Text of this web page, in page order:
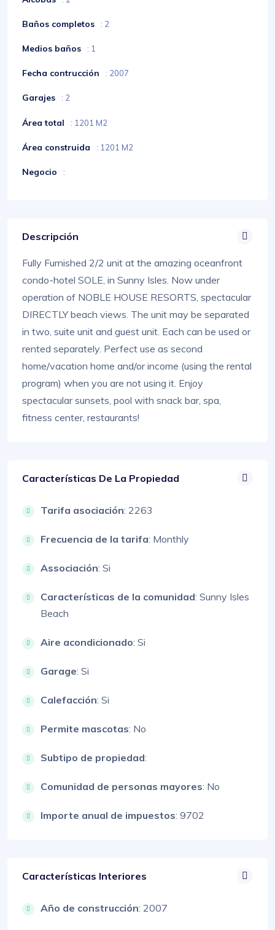
Baños completos : 2
Medios baños : 1
Fecha contrucción : 2007
Garajes : 2
Área total : 1201 M2
Área construida : 1201 M2
Negocio :
Descripción
Fully Furnished 2/2 unit at the amazing oceanfront
condo-hotel SOLE, in Sunny Isles. Now under
operation of NOBLE HOUSE RESORTS, spectacular
DIRECTLY beach views. The unit may be separated
in two, suite unit and guest unit. Each can be used or
rented separately. Perfect use as second
home/vacation home and/or income (using the rental
program) when you are not using it. Enjoy
spectacular sunsets, pool with snack bar, spa,
fitness center, restaurants!
Características De La Propiedad
Tarifa asociación: 2263
Frecuencia de la tarifa: Monthly
Associación: Si
Características de la comunidad: Sunny Isles
Beach
Aire acondicionado: Si
Garage: Si
Calefacción: Si
Permite mascotas: No
Subtipo de propiedad:
Comunidad de personas mayores: No
Importe anual de impuestos: 9702
Características Interiores
Año de construcción: 2007